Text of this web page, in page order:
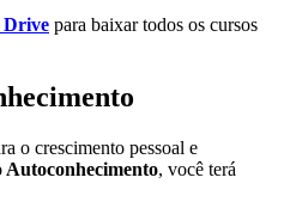
Drive para baixar todos os cursos
o crescimento pessoal e
Autoconhecimento, você terá